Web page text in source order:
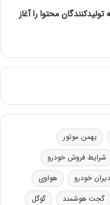
محتوا را آغاز
بهمن موتور
شرایط فروش خودرو
خودرو
هواوی
گجت هوشمند گوگل